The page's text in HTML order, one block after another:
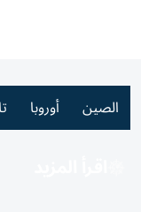
الصين أوروبا